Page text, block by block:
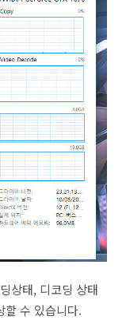
상태, 디코딩 상태
할 수 있습니다.